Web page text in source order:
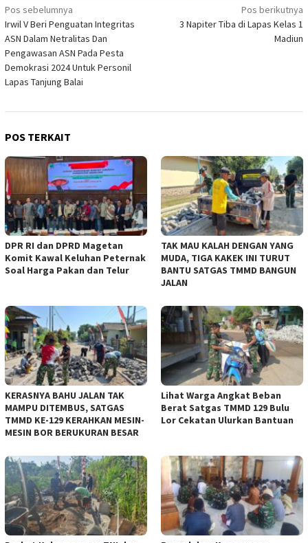
Navigasi
pos
Pos sebelumnya
Irwil V Beri Penguatan Integritas
ASN Dalam Netralitas Dan
Pengawasan ASN Pada Pesta
Demokrasi 2024 Untuk Personil
Lapas Tanjung Balai
Pos berikutnya
3 Napiter Tiba di Lapas Kelas 1
Madiun
POS TERKAIT
DPR RI dan DPRD Magetan
Komit Kawal Keluhan Peternak
Soal Harga Pakan dan Telur
TAK MAU KALAH DENGAN YANG
MUDA, TIGA KAKEK INI TURUT
BANTU SATGAS TMMD BANGUN
JALAN
KERASNYA BAHU JALAN TAK
MAMPU DITEMBUS, SATGAS
TMMD KE-129 KERAHKAN MESIN-
MESIN BOR BERUKURAN BESAR
Lihat Warga Angkat Beban
Berat Satgas TMMD 129 Bulu
Lor Cekatan Ulurkan Bantuan